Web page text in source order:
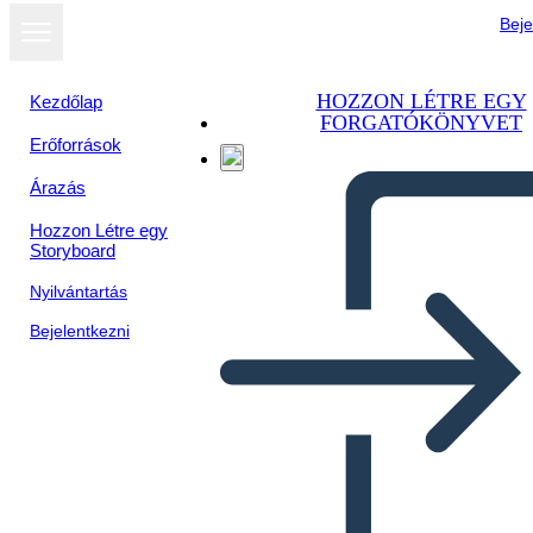
Kezdőlap
Erőforrások
Árazás
Hozzon Létre egy
Storyboard
Nyilvántartás
Bejelentkezni
HOZZON LÉTRE EGY
FORGATÓKÖNYVET
Megtekintés
diavetítésként